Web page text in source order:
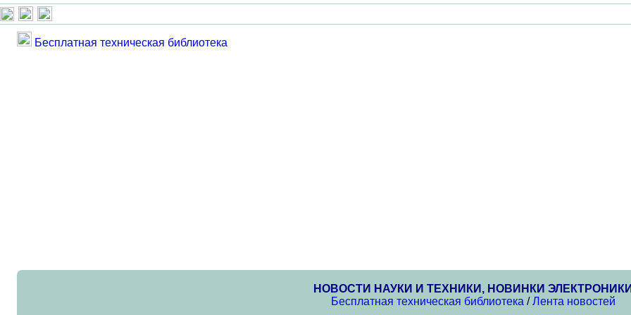
Бесплатная техническая библиотека
НОВОСТИ НАУКИ И ТЕХНИКИ, НОВИНКИ
Бесплатная техническая библиотека /Лента новостей